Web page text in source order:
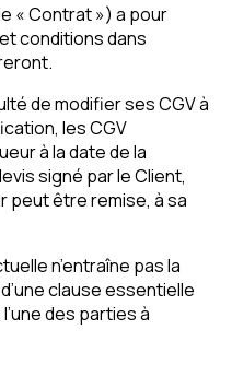
« Contrat ») a pour
conditions dans
de modifier ses CGV à
les CGV
à la date de la
signé par le Client,
peut être remise, à sa
n’entraîne pas la
clause essentielle
des parties à